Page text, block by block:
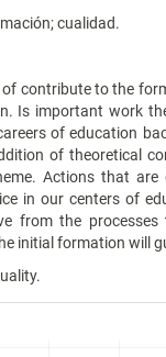
cualidad.
contribute to the
Is important work
of education
of theoretical
Actions that
in our centers of
from the
initial formation will